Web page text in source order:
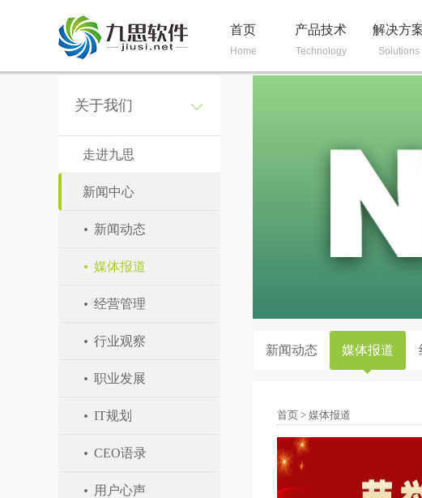
首页
Home
产品技术
Technology
解决方
Solutions
关于我们
走进九思
新闻中心
新闻动态
媒体报道
经营管理
行业观察
职业发展
IT规划
CEO语录
用户心声
新闻动态 媒体报道
首页 > 媒体报道